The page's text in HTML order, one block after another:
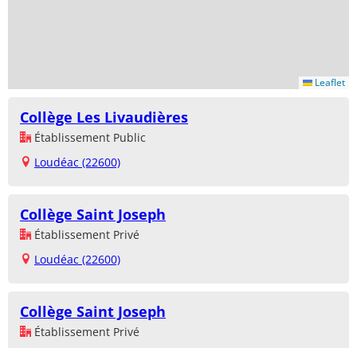
Leaflet
Collège Les Livaudières
Établissement Public
Loudéac (22600)
Collège Saint Joseph
Établissement Privé
Loudéac (22600)
Collège Saint Joseph
Établissement Privé